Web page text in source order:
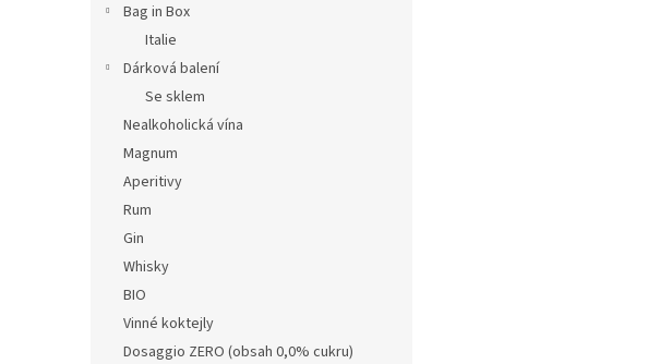
Bag in Box
Italie
Dárková balení
Se sklem
Nealkoholická vína
Magnum
Aperitivy
Rum
Gin
Whisky
BIO
Vinné koktejly
Dosaggio ZERO (obsah 0,0% cukru)